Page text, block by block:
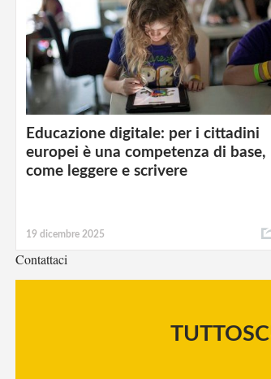
Educazione digitale: per i cittadini
europei è una competenza di base,
come leggere e scrivere
19 dicembre 2025
Contattaci